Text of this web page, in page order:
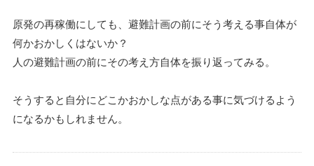
原発の再稼働にしても、避難計画の前にそう考える事自体が
何かおかしくはないか？
人の避難計画の前にその考え方自体を振り返ってみる。
そうすると自分にどこかおかしな点がある事に気づけるよう
になるかもしれません。